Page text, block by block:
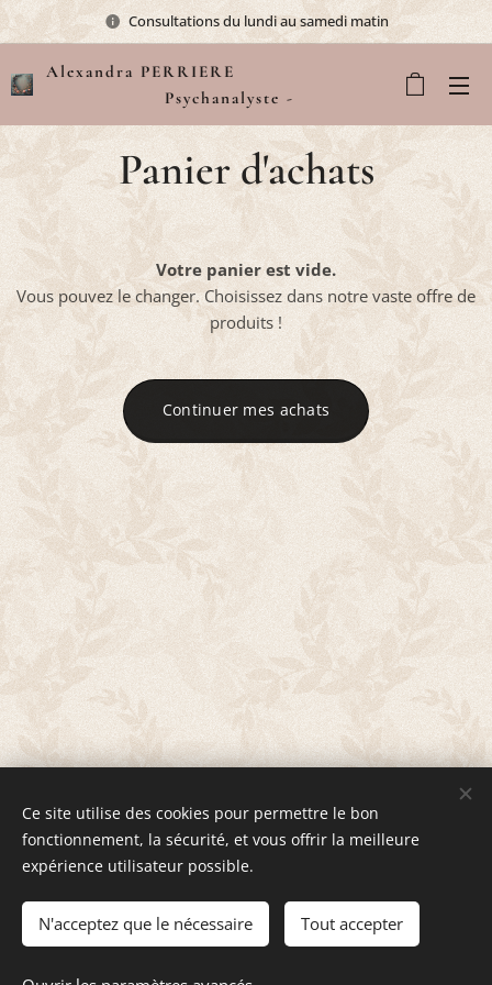
Consultations du lundi au samedi matin
Alexandra PERRIERE
Psychanalyste -
Sophrologue
Panier d'achats
Votre panier est vide.
Vous pouvez le changer. Choisissez dans notre vaste offre de
produits !
Continuer mes achats
Siret 47750452600021
© 2022 Tous droits réservés - Optimisé parWebnode
Ce site utilise des cookies pour permettre le bon
fonctionnement, la sécurité, et vous offrir la meilleure
expérience utilisateur possible.
N'acceptez que le nécessaire Tout accepter